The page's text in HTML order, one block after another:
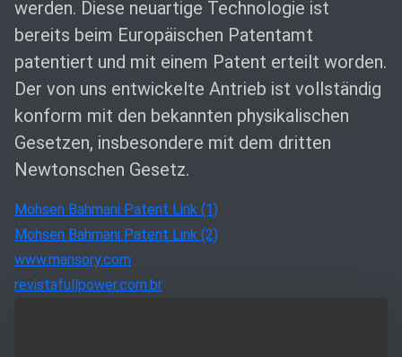
werden. Diese neuartige Technologie ist
bereits beim Europäischen Patentamt
patentiert und mit einem Patent erteilt worden.
Der von uns entwickelte Antrieb ist vollständig
konform mit den bekannten physikalischen
Gesetzen, insbesondere mit dem dritten
Newtonschen Gesetz.
Mohsen Bahmani Patent Link (1)
Mohsen Bahmani Patent Link (2)
www.mansory.com
revistafullpower.com.br